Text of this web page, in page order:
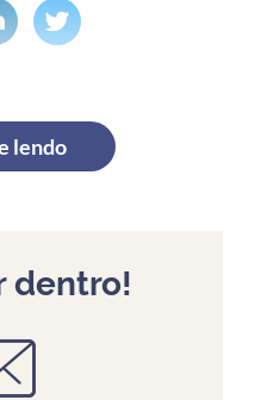
lendo
dentro!